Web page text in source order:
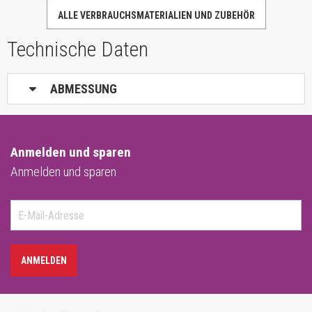
ALLE VERBRAUCHSMATERIALIEN UND ZUBEHÖR
Technische Daten
ABMESSUNG
Anmelden und sparen
Anmelden und sparen
ANMELDEN